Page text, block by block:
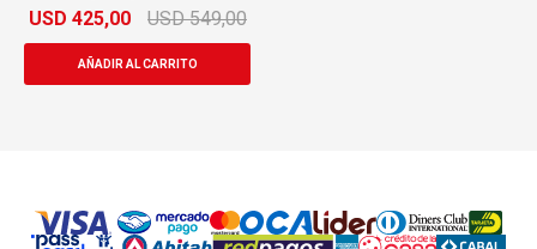
USD 425,00 USD 549,00